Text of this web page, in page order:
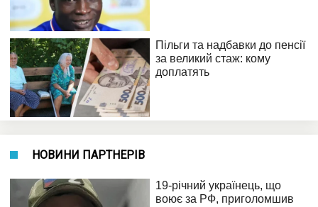
НОВИНИ ПАРТНЕРІВ